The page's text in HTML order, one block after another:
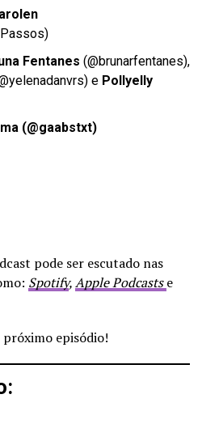
)
Fentanes (@brunarfentanes),
) e Pollyelly
(@gaabstxt)
pode ser escutado nas
Spotify,Apple Podcastse
próximo episódio!